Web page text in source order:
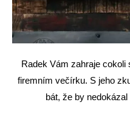
Radek Vám zahraje cokoli
firemním večírku. S jeho
bát, že by